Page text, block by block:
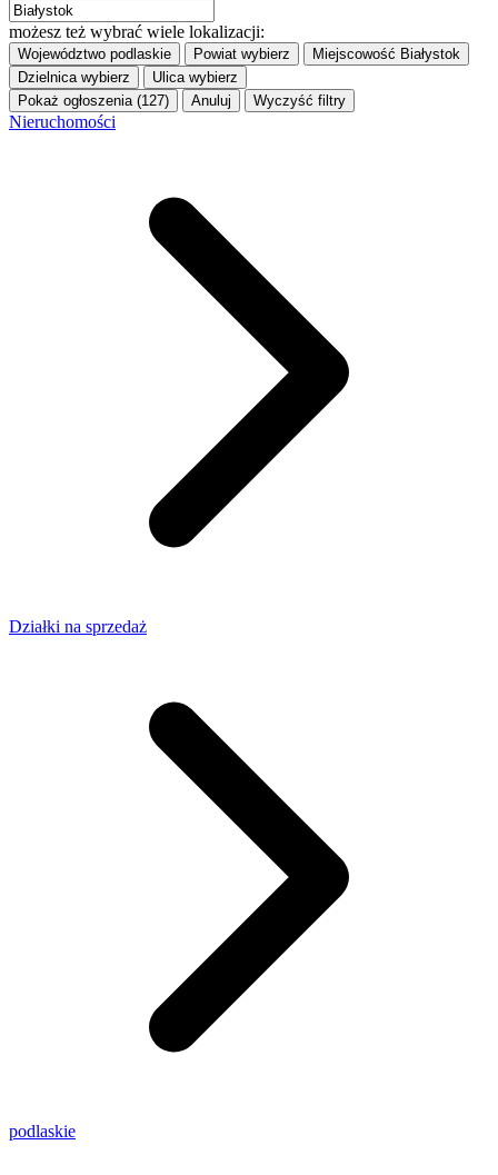
możesz też wybrać wiele lokalizacji:
Województwo podlaskie Powiat wybierz Miejscowość Białystok
Dzielnica wybierz Ulica wybierz
Pokaż ogłoszenia (127)
Anuluj Wyczyść filtry
Nieruchomości
Działki na sprzedaż
podlaskie